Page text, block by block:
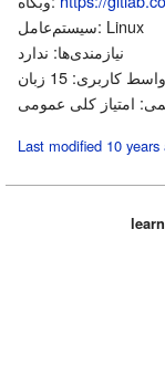
سیستم‌عامل: Linux
نیازمندی‌ها: ندارد
کاربری: 15 زبان
Last modified 10 years